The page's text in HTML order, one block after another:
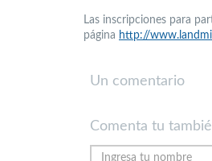
Las inscripciones para
página http://
Un comentario
Comenta tu